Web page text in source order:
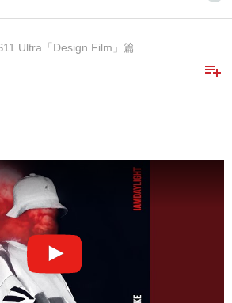
Ultra「Design Film」篇
playlist_add